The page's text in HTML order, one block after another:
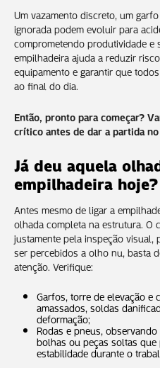
Um vazamento discreto, um
ignorada podem evoluir para
comprometendo produtividade e
empilhadeira ajuda a reduzir
equipamento e garantir que
ao final do dia.
Então, pronto para começar?
crítico antes de dar a partida
Já deu aquela
empilhadeira hoje?
Antes mesmo de ligar a
olhada completa na estrutura. O
justamente pela inspeção
ser percebidos a olho nu, basta
atenção. Verifique:
Garfos, torre de elevação e
amassados, soldas
deformação;
Rodas e pneus,
bolhas ou peças soltas
estabilidade durante o